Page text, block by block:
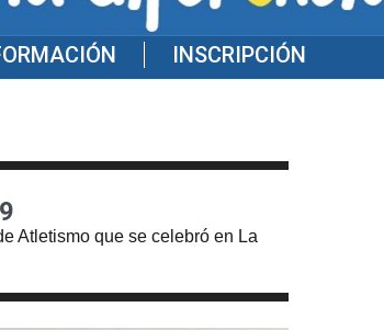
INSCRIPCIÓN
Atletismo que se celebró en La